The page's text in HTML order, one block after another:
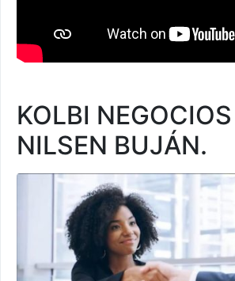
KOLBI
NILSEN BUJÁN.